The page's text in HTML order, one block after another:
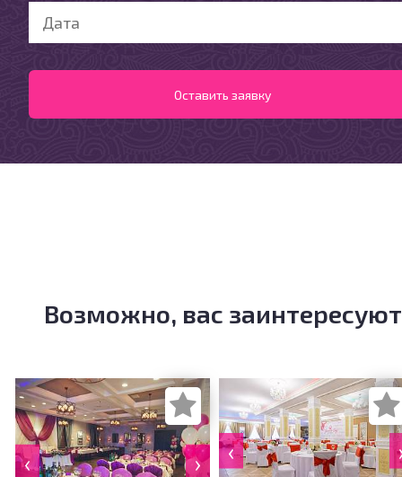
Возможно, вас заинтересуют
‹ › ‹